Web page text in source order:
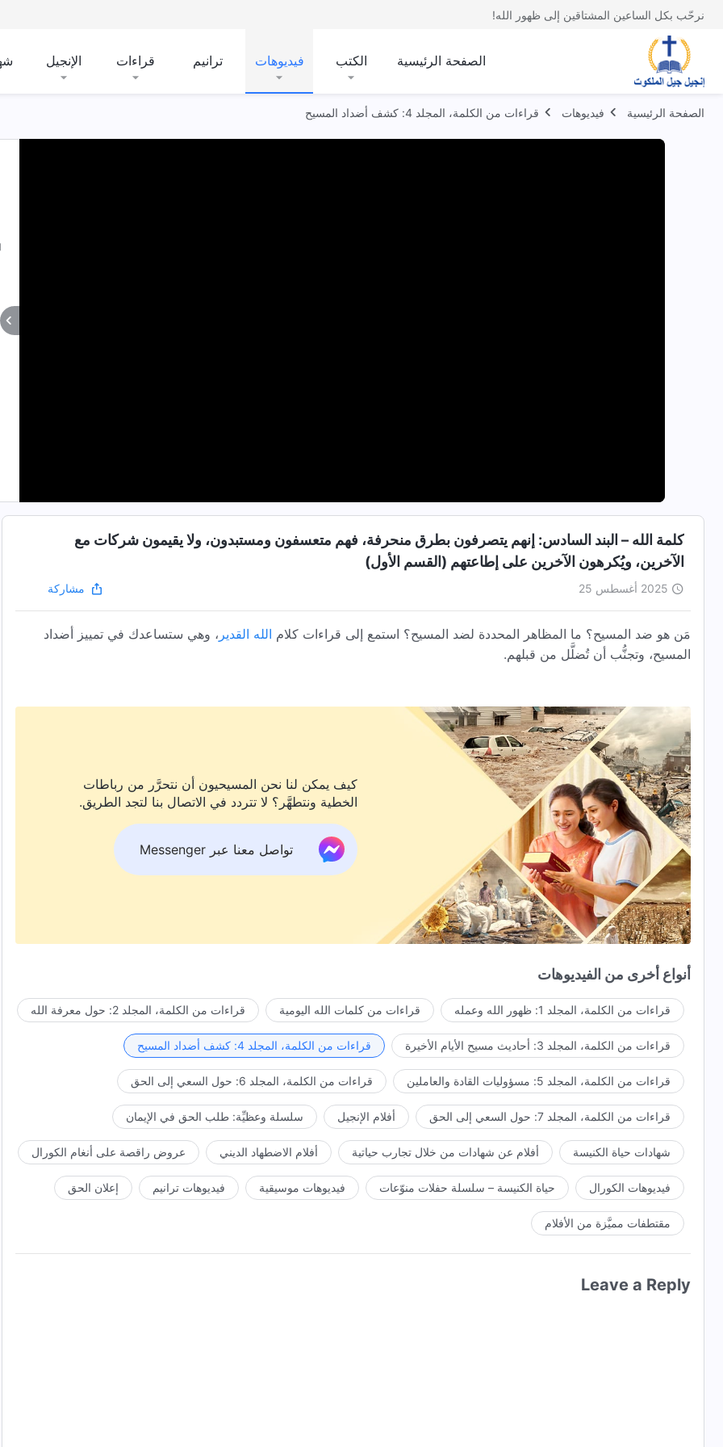
نرحّب بكل الساعين المشتاقين إلى ظهور الله!
الصفحة الرئيسية الكتب فيديوهات ترانيم قراءات الإنجيل
الصفحة الرئيسية فيديوهات قراءات من الكلمة، المجلد 4: كشف أضداد المسيح
كلمة الله – البند السادس: إنهم يتصرفون بطرق منحرفة، فهم متعسفون ومستبدون، ولا يقيمون شركات مع
الآخرين، ويُكرهون الآخرين على إطاعتهم (القسم الأول)
2025 أغسطس 25 مشاركة
مَن هو ضد المسيح؟ ما المظاهر المحددة لضد المسيح؟ استمع إلى قراءات كلام الله القدير ، وهي ستساعدك في تمييز أضداد
المسيح، وتجنُّب أن تُضلَّل من قبلهم.
كيف يمكن لنا نحن المسيحيون أن نتحرَّر من رباطات
الخطية ونتطهَّر؟ لا تتردد في الاتصال بنا لتجد الطريق.
تواصل معنا عبر Messenger
أنواع أخرى من الفيديوهات
قراءات من الكلمة، المجلد 1: ظهور الله وعمله قراءات من كلمات الله اليومية قراءات من الكلمة، المجلد 2: حول معرفة الله
قراءات من الكلمة، المجلد 3: أحاديث مسيح الأيام الأخيرة قراءات من الكلمة، المجلد 4: كشف أضداد المسيح
قراءات من الكلمة، المجلد 5: مسؤوليات القادة والعاملين قراءات من الكلمة، المجلد 6: حول السعي إلى الحق
قراءات من الكلمة، المجلد 7: حول السعي إلى الحق أفلام الإنجيل سلسلة وعظيِّة: طلب الحق في الإيمان
شهادات حياة الكنيسة أفلام عن شهادات من خلال تجارب حياتية أفلام الاضطهاد الديني عروض راقصة على أنغام الكورال
فيديوهات الكورال حياة الكنيسة – سلسلة حفلات منوّعات فيديوهات موسيقية فيديوهات ترانيم إعلان الحق
مقتطفات مميَّزة من الأفلام
Leave a Reply